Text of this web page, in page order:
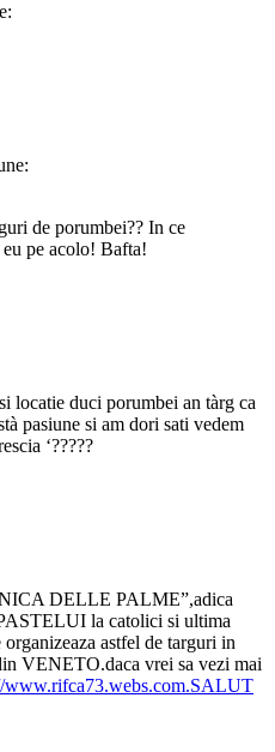
de porumbei?? In ce
pe acolo! Bafta!
locatie duci porumbei an tàrg ca
pasiune si am dori sati vedem
‘?????
DELLE PALME”,adica
la catolici si ultima
astfel de targuri in
VENETO.daca vrei sa vezi mai
www.rifca73.webs.com.SALUT